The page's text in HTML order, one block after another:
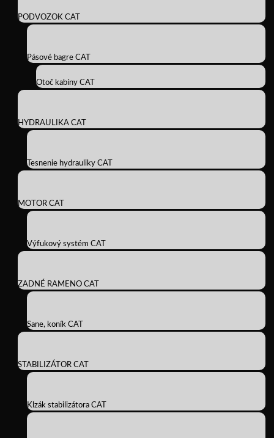
PODVOZOK CAT
Pásové bagre CAT
Otoč kabíny CAT
HYDRAULIKA CAT
Tesnenie hydrauliky CAT
MOTOR CAT
Výfukový systém CAT
ZADNÉ RAMENO CAT
Sane, koník CAT
STABILIZÁTOR CAT
Klzák stabilizátora CAT